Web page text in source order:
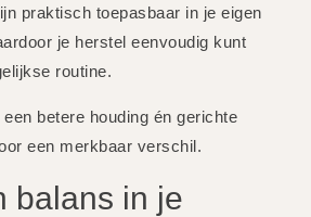
praktisch toepasbaar in je eigen
je herstel eenvoudig kunt
routine.
betere houding én gerichte
een merkbaar verschil.
balans in je